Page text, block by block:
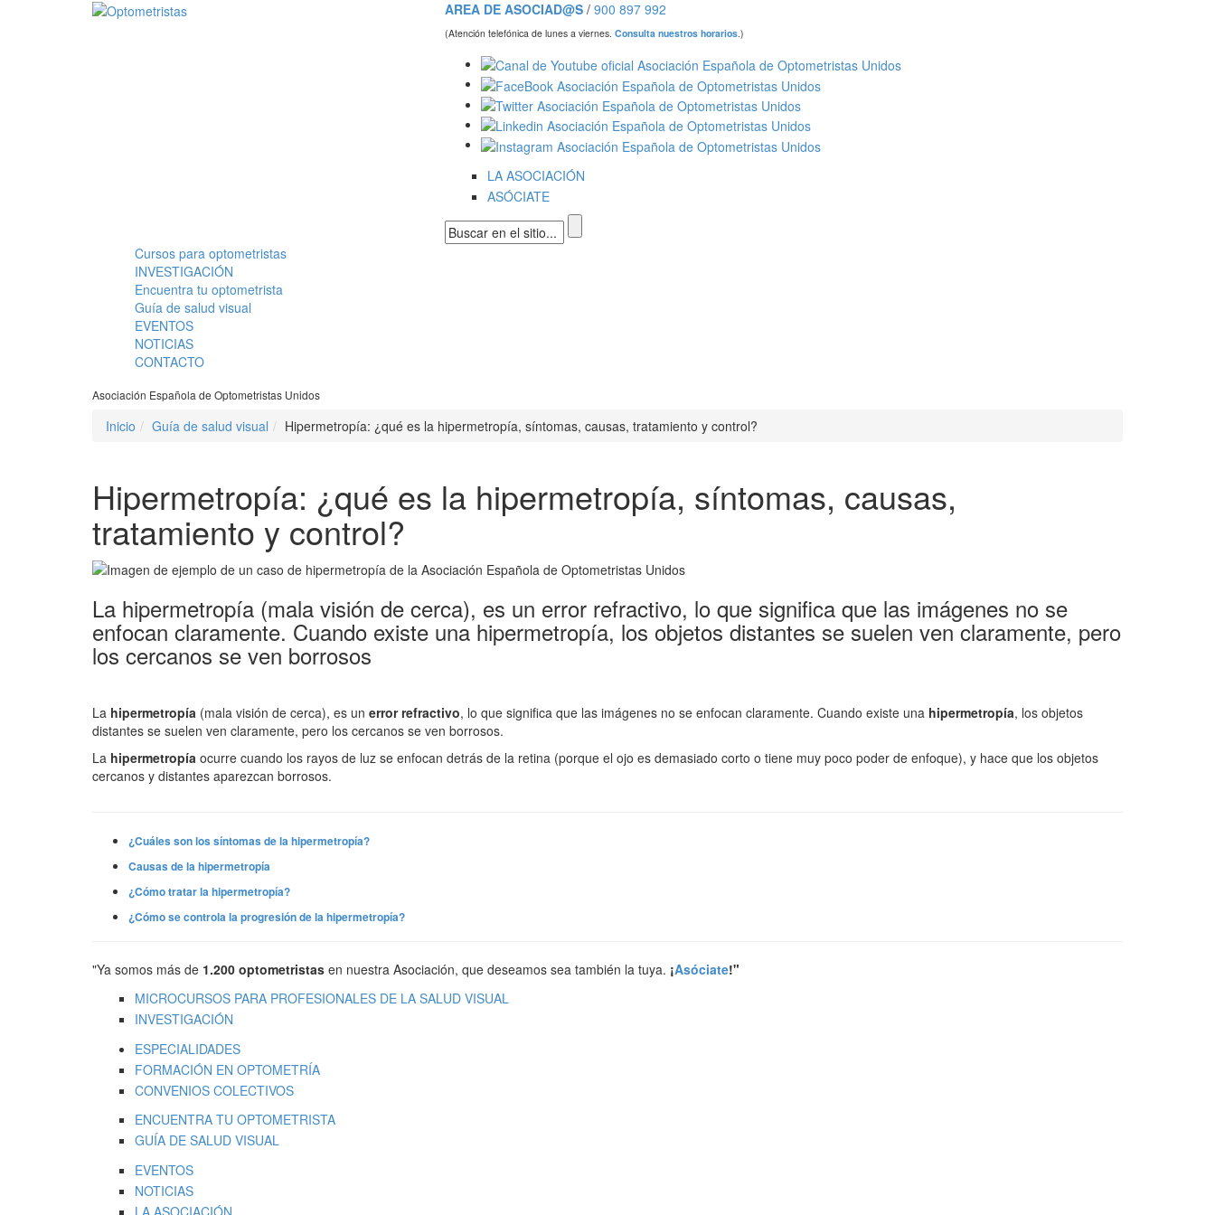
Pasar al contenido principal AREA DE ASOCIAD@S / 900 897 992
(Atención telefónica de lunes a viernes. Consulta nuestros horarios .)
LA ASOCIACIÓN
ASÓCIATE
Formulario de búsqueda
Menú principal
Cursos para optometristas
INVESTIGACIÓN
Encuentra tu optometrista
Guía de salud visual
EVENTOS
NOTICIAS
CONTACTO
Asociación Española de Optometristas Unidos
Inicio Guía de salud visual Hipermetropía: ¿qué es la hipermetropía, síntomas, causas, tratamiento y control?
Hipermetropía: ¿qué es la hipermetropía, síntomas, causas,
tratamiento y control?
La hipermetropía (mala visión de cerca), es un error refractivo, lo que significa que las imágenes no se
enfocan claramente. Cuando existe una hipermetropía, los objetos distantes se suelen ven claramente, pero
los cercanos se ven borrosos
La hipermetropía (mala visión de cerca), es un error refractivo, lo que significa que las imágenes no se enfocan claramente. Cuando existe una hipermetropía, los objetos
distantes se suelen ven claramente, pero los cercanos se ven borrosos.
La hipermetropía ocurre cuando los rayos de luz se enfocan detrás de la retina (porque el ojo es demasiado corto o tiene muy poco poder de enfoque), y hace que los objetos
cercanos y distantes aparezcan borrosos.
¿Cuáles son los síntomas de la hipermetropía?
Causas de la hipermetropía
¿Cómo tratar la hipermetropía?
¿Cómo se controla la progresión de la hipermetropía?
"Ya somos más de 1.200 optometristas en nuestra Asociación, que deseamos sea también la tuya. ¡Asóciate!"
MICROCURSOS PARA PROFESIONALES DE LA SALUD VISUAL
INVESTIGACIÓN
ESPECIALIDADES
FORMACIÓN EN OPTOMETRÍA
CONVENIOS COLECTIVOS
ENCUENTRA TU OPTOMETRISTA
GUÍA DE SALUD VISUAL
EVENTOS
NOTICIAS
LA ASOCIACIÓN